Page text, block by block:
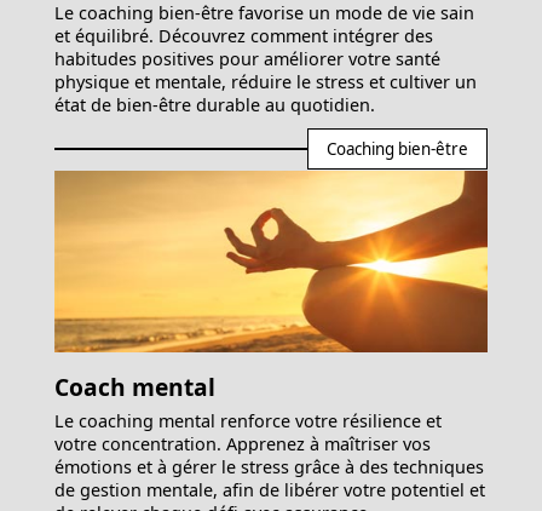
Le coaching bien-être favorise un mode de vie sain
et équilibré. Découvrez comment intégrer des
habitudes positives pour améliorer votre santé
physique et mentale, réduire le stress et cultiver un
état de bien-être durable au quotidien.
Coaching bien-être
Coach mental
Le coaching mental renforce votre résilience et
votre concentration. Apprenez à maîtriser vos
émotions et à gérer le stress grâce à des techniques
de gestion mentale, afin de libérer votre potentiel et